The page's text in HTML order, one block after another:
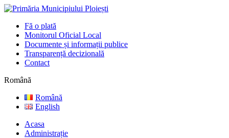
Fă o plată
Monitorul Oficial Local
Documente și informații publice
Transparență decizională
Contact
Română
Română
English
Acasa
Administrație